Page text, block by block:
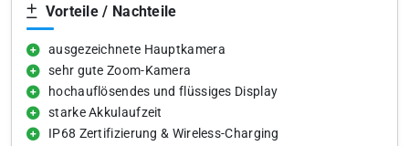
Vorteile / Nachteile
ausgezeichnete Hauptkamera
sehr gute Zoom-Kamera
hochauflösendes und flüssiges Display
starke Akkulaufzeit
IP68 Zertifizierung & Wireless-Charging